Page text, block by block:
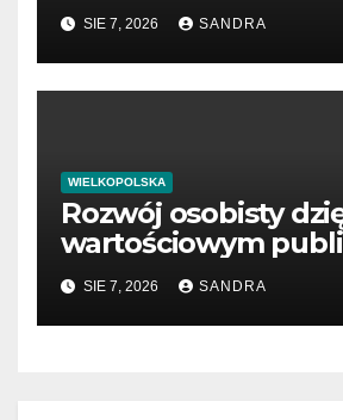
SIE 7, 2026 SANDRA
WIELKOPOLSKA
Rozwój osobisty
wartościowym
SIE 7, 2026 SANDRA